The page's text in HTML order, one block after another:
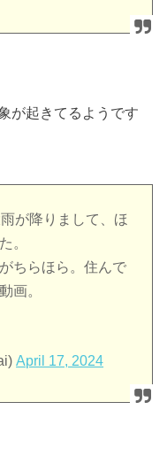
が起きてるようです
が降りまして、ほ
。
ちらほら。住んで
画。
April 17, 2024